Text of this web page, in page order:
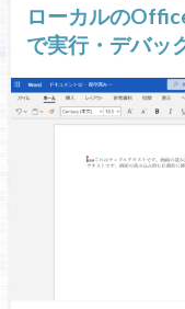
ローカルの
で実行・デバッ